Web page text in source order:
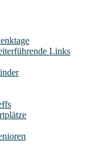
Links